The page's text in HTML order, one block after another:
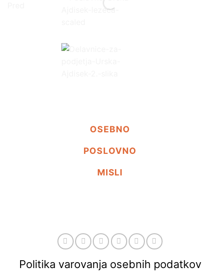
OSEBNO
POSLOVNO
MISLI
Politika varovanja osebnih podatkov